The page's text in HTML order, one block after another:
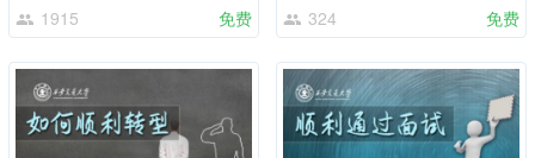
1915
免费
324
免费